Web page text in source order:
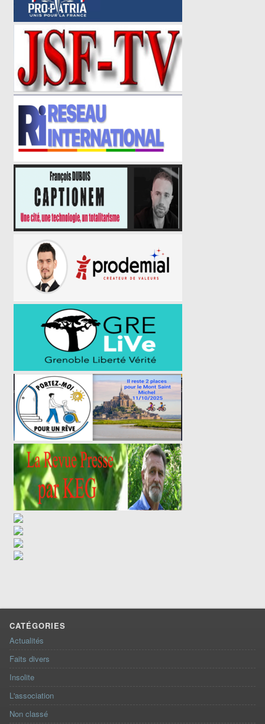
CATÉGORIES
Actualités
Faits divers
Insolite
L'association
Non classé